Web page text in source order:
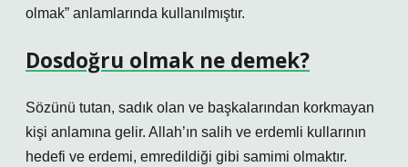
olmak” anlamlarında kullanılmıştır.
Dosdoğru olmak ne demek?
Sözünü tutan, sadık olan ve başkalarından korkmayan
kişi anlamına gelir. Allah’ın salih ve erdemli kullarının
hedefi ve erdemi, emredildiği gibi samimi olmaktır.